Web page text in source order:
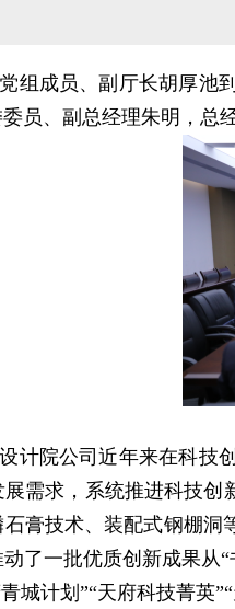
组成员、副厅长胡厚
员、副总经理朱明，总
计院公司近年来在科技
需求，系统推进科技
膏技术、装配式钢棚
了一批优质创新成果从
城计划”“天府科技菁英